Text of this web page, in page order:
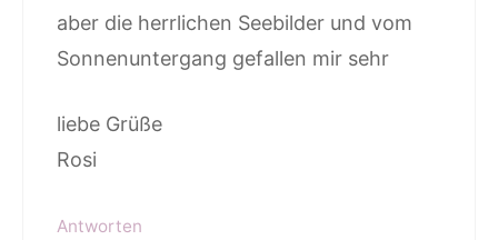
aber die herrlichen Seebilder und vom
Sonnenuntergang gefallen mir sehr
liebe Grüße
Rosi
Antworten